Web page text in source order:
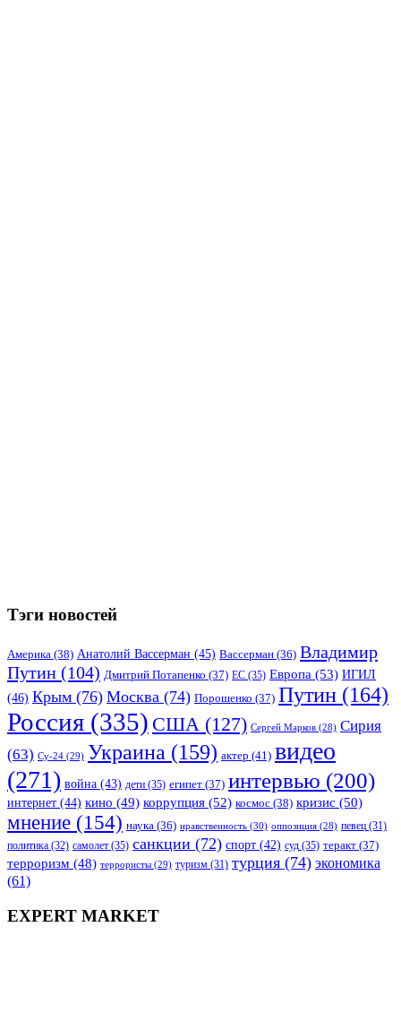
Тэги новостей
Америка (38) Анатолий Вассерман (45) Вассерман (36) Владимир
Путин (104) Дмитрий Потапенко (37) ЕС (35) Европа (53) ИГИЛ
(46) Крым (76) Москва (74) Порошенко (37) Путин (164)
Россия (335) США (127) Сергей Марков (28) Сирия
(63) Су-24 (29) Украина (159) актер (41) видео
(271) война (43) дети (35) египет (37) интервью (200)
интернет (44) кино (49) коррупция (52) космос (38) кризис (50)
мнение (154) наука (36) нравственность (30) оппозиция (28) певец (31)
политика (32) самолет (35) санкции (72) спорт (42) суд (35) теракт (37)
терроризм (48) террористы (29) туризм (31) турция (74) экономика
(61)
EXPERT MARKET